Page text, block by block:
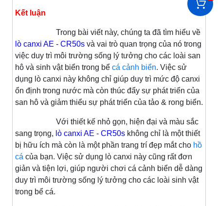
Kết luận
Trong bài viết này, chúng ta đã tìm hiểu về
lò canxi AE - CR50s và vai trò quan trọng của nó trong
việc duy trì môi trường sống lý tưởng cho các loài san
hô và sinh vật biển trong bể cá cảnh biển. Việc sử
dụng lò canxi này không chỉ giúp duy trì mức độ canxi
ổn định trong nước mà còn thúc đẩy sự phát triển của
san hô và giảm thiểu sự phát triển của tảo & rong biển.
Với thiết kế nhỏ gọn, hiện đại và màu sắc
sang trọng, lò canxi AE - CR50s không chỉ là một thiết
bị hữu ích mà còn là một phần trang trí đẹp mắt cho hồ
cá của bạn. Việc sử dụng lò canxi này cũng rất đơn
giản và tiện lợi, giúp người chơi cá cảnh biển dễ dàng
duy trì môi trường sống lý tưởng cho các loài sinh vật
trong bể cá.